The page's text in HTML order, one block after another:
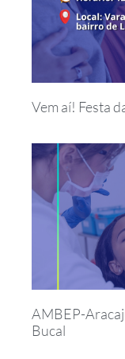
Vem aí! Festa
AMBEP-
Bucal